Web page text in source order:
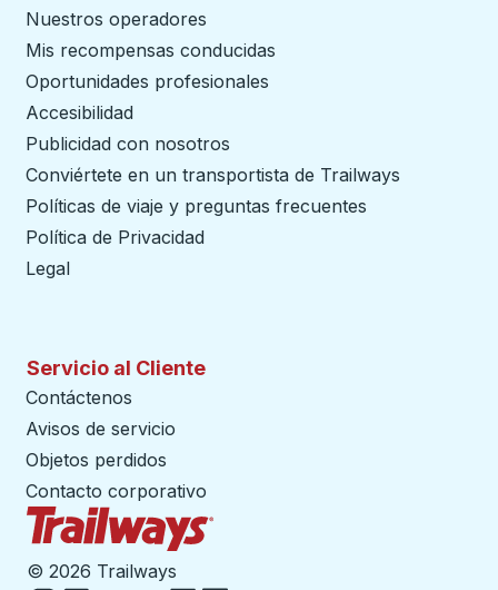
Nuestros operadores
Mis recompensas conducidas
Oportunidades profesionales
Accesibilidad
Publicidad con nosotros
Conviértete en un transportista de Trailways
Políticas de viaje y preguntas frecuentes
Política de Privacidad
Legal
Servicio al Cliente
Contáctenos
Avisos de servicio
Objetos perdidos
Contacto corporativo
© 2026 Trailways